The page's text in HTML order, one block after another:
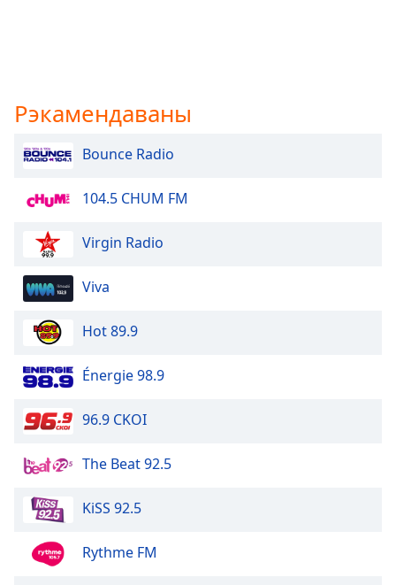
Рэкамендаваны
Bounce Radio
104.5 CHUM FM
Virgin Radio
Viva
Hot 89.9
Énergie 98.9
96.9 CKOI
The Beat 92.5
KiSS 92.5
Rythme FM